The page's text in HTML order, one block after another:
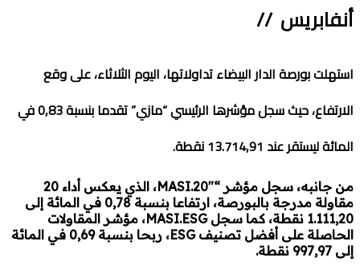
أنفابريس //
استهلت بورصة الدار البيضاء تداولاتها، اليوم الثلاثاء، على وقع
الارتفاع، حيث سجل مؤشرها الرئيسي “مازي” تقدما بنسبة 0,83 في
المائة ليستقر عند 13.714,91 نقطة.
من جانبه، سجل مؤشر “MASI.20″، الذي يعكس أداء 20
مقاولة مدرجة بالبورصة، ارتفاعا بنسبة 0,78 في المائة إلى
1.111,20 نقطة، كما سجل MASI.ESG، مؤشر المقاولات
الحاصلة على أفضل تصنيف ESG، ربحا بنسبة 0,69 في المائة
إلى 997,97 نقطة.